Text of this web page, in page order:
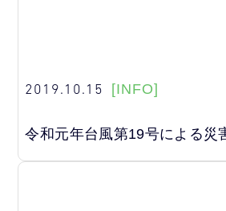
2019.10.15 [INFO]
令和元年台風第19号による災